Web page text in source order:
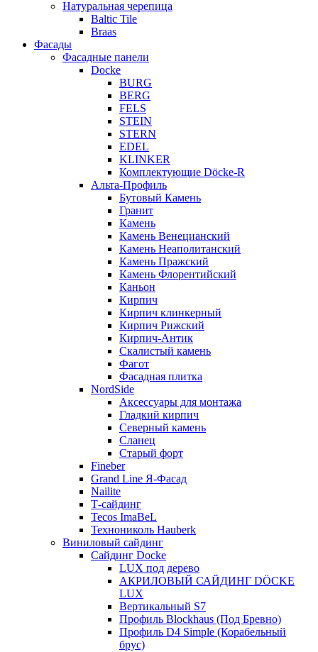
Натуральная черепица
Baltic Tile
Braas
Фасады
Фасадные панели
Docke
BURG
BERG
FELS
STEIN
STERN
EDEL
KLINKER
Комплектующие Döcke-R
Альта-Профиль
Бутовый Камень
Гранит
Камень
Камень Венецианский
Камень Неаполитанский
Камень Пражский
Камень Флорентийский
Каньон
Кирпич
Кирпич клинкерный
Кирпич Рижский
Кирпич-Антик
Скалистый камень
Фагот
Фасадная плитка
NordSide
Аксессуары для монтажа
Гладкий кирпич
Северный камень
Сланец
Старый форт
Fineber
Grand Line Я-Фасад
Nailite
Т-сайдинг
Tecos ImaBeL
Технониколь Hauberk
Виниловый сайдинг
Сайдинг Docke
LUX под дерево
АКРИЛОВЫЙ САЙДИНГ DÖCKE
LUX
Вертикальный S7
Профиль Blockhaus (Под Бревно)
Профиль D4 Simple (Корабельный
брус)